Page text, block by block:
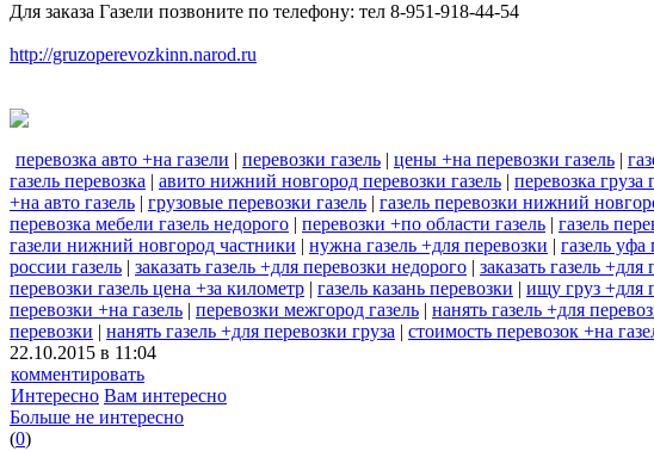
Для заказа Газели позвоните по телефону: тел 8-951-918-44-54
http://gruzoperevozkinn.narod.ru
перевозка авто +на газели | перевозки газель | цены +на перевозки газель |
газель перевозка | авито нижний новгород перевозки газель | перевозка
+на авто газель | грузовые перевозки газель | газель перевозки нижний
перевозка мебели газель недорого | перевозки +по области газель | газель
газели нижний новгород частники | нужна газель +для перевозки | газель уфа
россии газель | заказать газель +для перевозки недорого | заказать газель
перевозки газель цена +за километр | газель казань перевозки | ищу груз +для
перевозки +на газель | перевозки межгород газель | нанять газель +для
перевозки | нанять газель +для перевозки груза | стоимость перевозок +на
22.10.2015 в 11:04
комментировать
Интересно Вам интересно
Больше не интересно
(0)